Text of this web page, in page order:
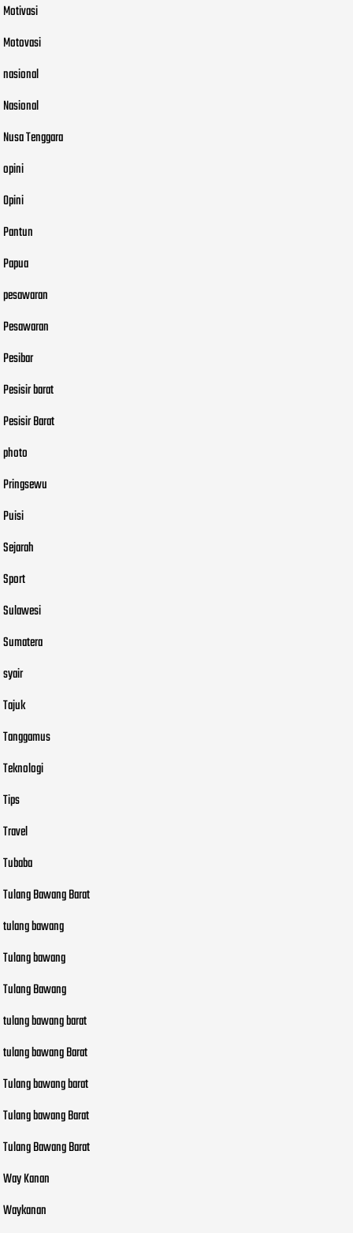
Motivasi
Motovasi
nasional
Nasional
Nusa Tenggara
opini
Opini
Pantun
Papua
pesawaran
Pesawaran
Pesibar
Pesisir barat
Pesisir Barat
photo
Pringsewu
Puisi
Sejarah
Sport
Sulawesi
Sumatera
syair
Tajuk
Tanggamus
Teknologi
Tips
Travel
Tubaba
Tulang Bawang Barat
tulang bawang
Tulang bawang
Tulang Bawang
tulang bawang barat
tulang bawang Barat
Tulang bawang barat
Tulang bawang Barat
Tulang Bawang Barat
Way Kanan
Waykanan